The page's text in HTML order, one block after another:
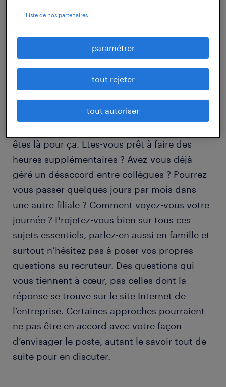
J-4 : on prépare bien ses
questions
Bien sûr vous allez devoir répondre à de
nouvelles questions qui vont dévoiler votre
êtes là pour ça. Etes-vous prêt à faire des
heures supplémentaires ? Avez-vous déjà
géré un désaccord entre collègues ? Pourrez-
vous passer quelques jours par mois dans
une autre filiale ? Comment voyez-vous votre
journée ? Projetez-vous bien sur tous ces
sujets essentiels, parlez-en aussi en famille et
surtout n’hésitez pas à poser vos propres
questions au recruteur. Des questions qui
vous tiennent à cœur, pas celles dont la
réponse se trouve sur le site Internet de
l’entreprise. Certaines approches pourraient
ne pas être en accord avec votre façon
d’envisager le poste, autant le savoir tout de
suite pour en discuter.
Liste de nos partenaires
paramétrer
tout rejeter
tout autoriser